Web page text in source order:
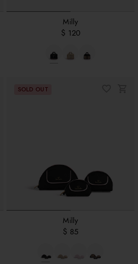
Milly
$ 120
Milly
$ 85